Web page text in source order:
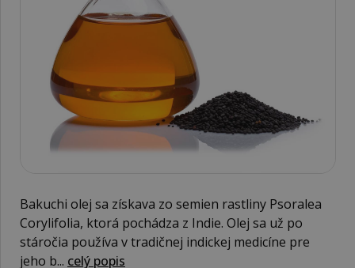
Bakuchi olej sa získava zo semien rastliny Psoralea
Corylifolia, ktorá pochádza z Indie. Olej sa už po
stáročia používa v tradičnej indickej medicíne pre
jeho b... celý popis